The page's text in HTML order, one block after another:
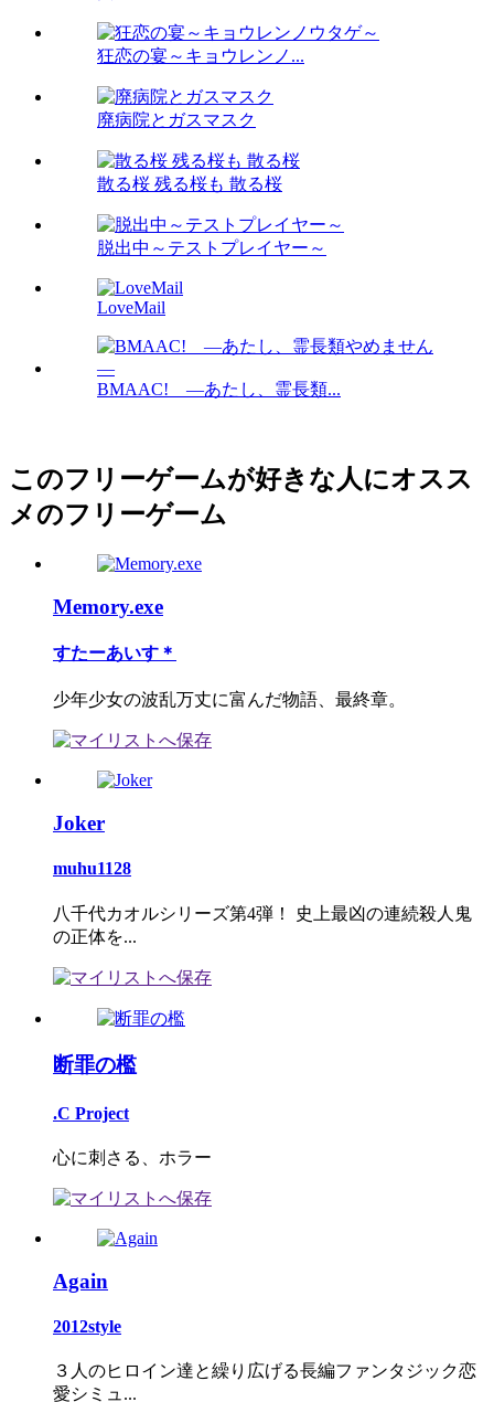
狂恋の宴～キョウレンノ...
廃病院とガスマスク
散る桜 残る桜も 散る桜
脱出中～テストプレイヤー～
LoveMail
BMAAC! ―あたし、霊長類...
このフリーゲームが好きな人にオスス
メのフリーゲーム
Memory.exe
すたーあいす＊
少年少女の波乱万丈に富んだ物語、最終章。
Joker
muhu1128
八千代カオルシリーズ第4弾！ 史上最凶の連続殺人鬼
の正体を...
断罪の檻
.C Project
心に刺さる、ホラー
Again
2012style
３人のヒロイン達と繰り広げる長編ファンタジック恋
愛シミュ...